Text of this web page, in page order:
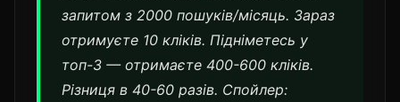
запитом з 2000 пошуків/місяць. Зараз
отримуєте 10 кліків. Підніметесь у
топ-3 — отримаєте 400-600 кліків.
Різниця в 40-60 разів. Спойлер: